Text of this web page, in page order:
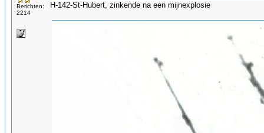
Berichten:
2214
H-142-St-Hubert, zinkende na een mijnexplosie